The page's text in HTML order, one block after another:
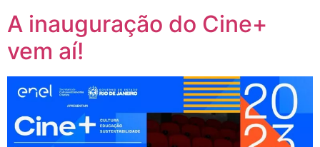
A inauguração do Cine+
vem aí!